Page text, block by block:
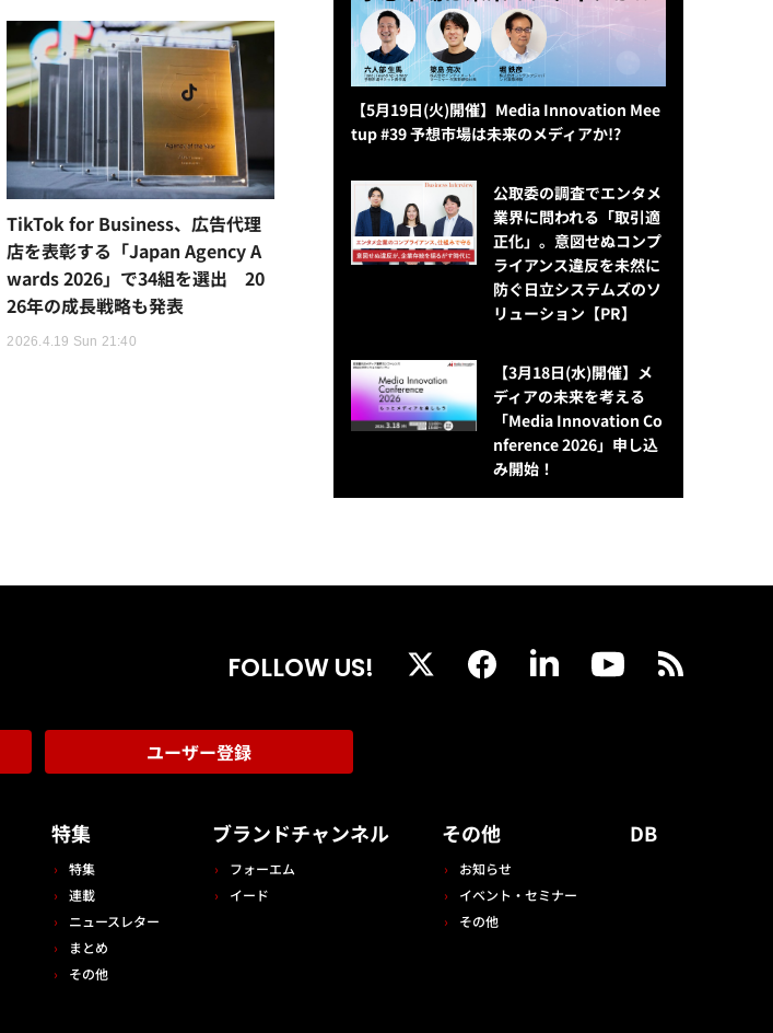
TikTok for Business、広告代理
店を表彰する「Japan Agency A
wards 2026」で34組を選出 20
26年の成長戦略も発表
2026.4.19 Sun 21:40
【5月19日(火)開催】Media Innovation Mee
tup #39 予想市場は未来のメディアか!?
公​​取委の調査でエンタメ
業界に問われる「取引適
正化」。意図せぬコンプ
ライアンス違反を未然に
防ぐ日立システムズのソ
リューション​【PR】
【3月18日(水)開催】メ
ディアの未来を考える
「Media Innovation Co
nference 2026」申し込
み開始！
FOLLOW US!
ユーザー登録
特集
特集
連載
ニュースレター
まとめ
その他
ブランドチャンネル
フォーエム
イード
その他
お知らせ
イベント・セミナー
その他
DB